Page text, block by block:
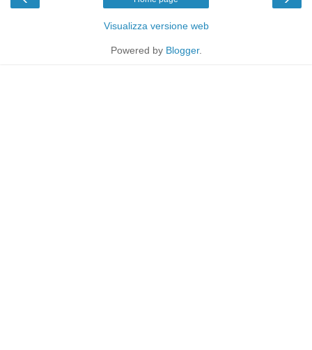
Visualizza versione web
Powered by Blogger.